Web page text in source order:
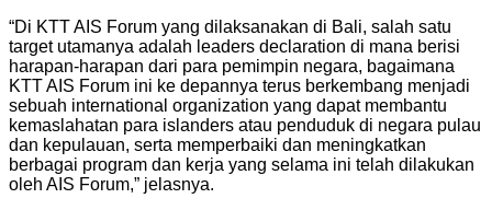
“Di KTT AIS Forum yang dilaksanakan di Bali, salah satu
target utamanya adalah leaders declaration di mana berisi
harapan-harapan dari para pemimpin negara, bagaimana
KTT AIS Forum ini ke depannya terus berkembang menjadi
sebuah international organization yang dapat membantu
kemaslahatan para islanders atau penduduk di negara pulau
dan kepulauan, serta memperbaiki dan meningkatkan
berbagai program dan kerja yang selama ini telah dilakukan
oleh AIS Forum,” jelasnya.